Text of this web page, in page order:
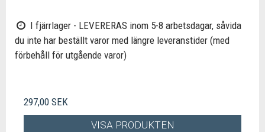
I fjärrlager - LEVERERAS inom 5-8 arbetsdagar, såvida
du inte har beställt varor med längre leveranstider (med
förbehåll för utgående varor)
297,00 SEK
VISA PRODUKTEN